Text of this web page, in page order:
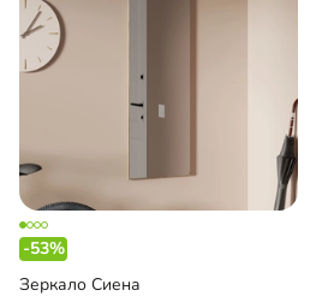
-53%
Зеркало Сиена